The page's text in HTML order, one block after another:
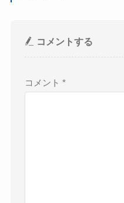
コメントする
コメント*